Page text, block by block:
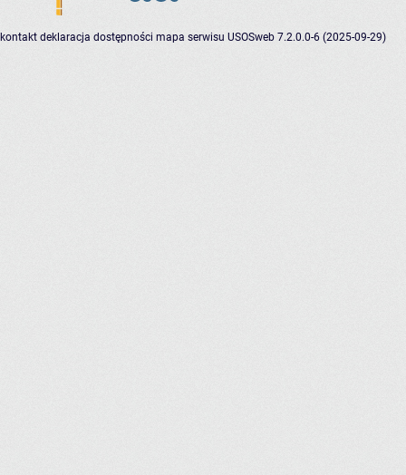
kontakt deklaracja dostępności mapa serwisu USOSweb 7.2.0.0-6 (2025-09-29)